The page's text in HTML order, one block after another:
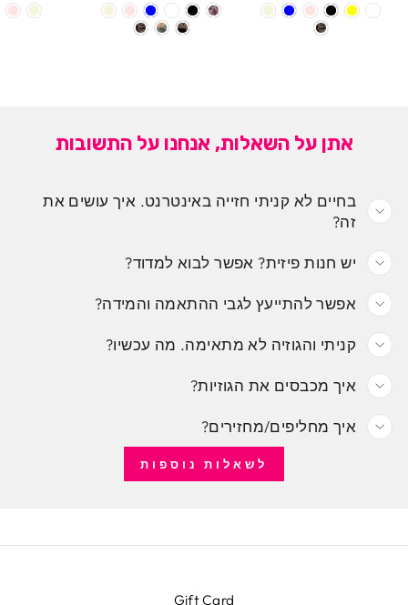
אתן על השאלות, אנחנו על התשובות
בחיים לא קניתי חזייה באינטרנט. איך עושים את
זה?
יש חנות פיזית? אפשר לבוא למדוד?
אפשר להתייעץ לגבי ההתאמה והמידה?
קניתי והגוזיה לא מתאימה. מה עכשיו?
איך מכבסים את הגוזיות?
איך מחליפים/מחזירים?
לשאלות נוספות
Gift Card